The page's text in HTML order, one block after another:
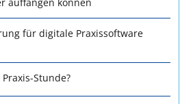
für digitale Praxissoftware
Stunde?